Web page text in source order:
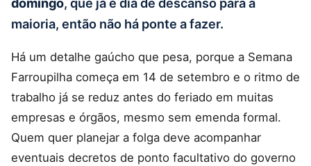
maioria, então não há ponte a fazer.
Há um detalhe gaúcho que pesa, porque a Semana
Farroupilha começa em 14 de setembro e o ritmo de
trabalho já se reduz antes do feriado em muitas
empresas e órgãos, mesmo sem emenda formal.
Quem quer planejar a folga deve acompanhar
eventuais decretos de ponto facultativo do governo